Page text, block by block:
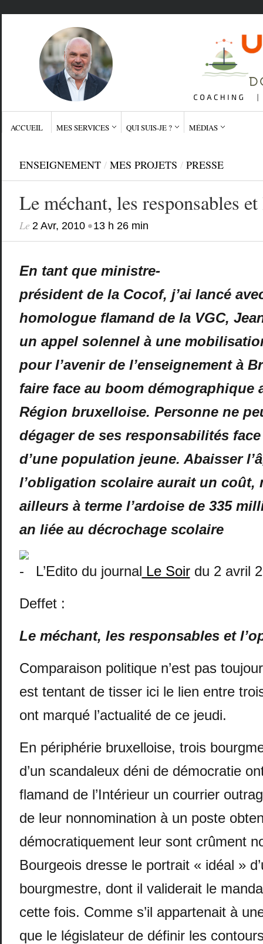
ACCUEIL MES SERVICES QUI SUIS-JE ? MÉDIAS
ENSEIGNEMENT / MES PROJETS / PRESSE
Le méchant, les responsables
Le 2 Avr, 2010•13 h 26 min
En tant que ministre-
président de la Cocof, j’ai lancé
homologue flamand de la VGC,
un appel solennel à une
pour l’avenir de l’enseignement à
faire face au boom démographique
Région bruxelloise. Personne ne
dégager de ses responsabilités face
d’une population jeune. Abaisser
l’obligation scolaire aurait un coût,
ailleurs à terme l’ardoise de 335
an liée au décrochage scolaire
L’Edito du journal Le Soirdu 2 avril
Deffet :
Le méchant, les responsables et
Comparaison politique n’est pas
est tentant de tisser ici le lien entre
ont marqué l’actualité de ce jeudi.
En périphérie bruxelloise, trois
d’un scandaleux déni de démocratie
flamand de l’Intérieur un courrier
de leur nonnomination à un poste
démocratiquement leur sont crûment
Bourgeois dresse le portrait « idéal »
bourgmestre, dont il validerait le
cette fois. Comme s’il appartenait à
que le législateur de définir les